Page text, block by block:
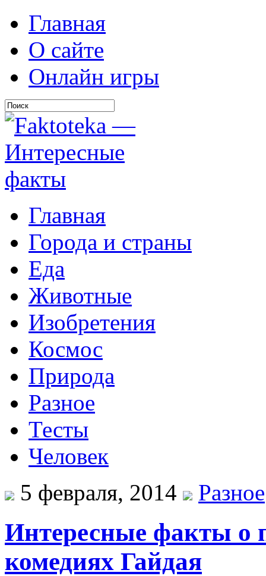
Главная
О сайте
Онлайн игры
Главная
Города и страны
Еда
Животные
Изобретения
Космос
Природа
Разное
Тесты
Человек
5 февраля, 2014
Разное
Интересные факты о
комедиях Гайдая